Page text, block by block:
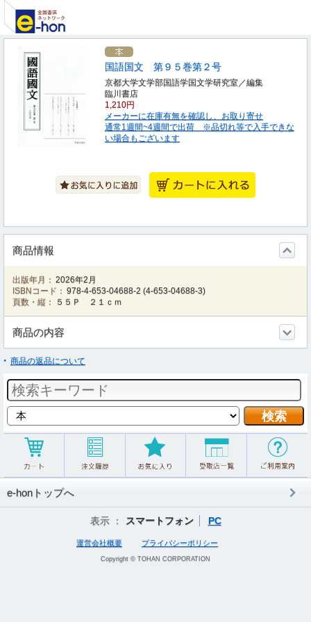
国語国文 第９５巻第２号
京都大学文学部国語学国文学研究室／編集
臨川書店
1,210円
メーカーに在庫有無を確認し、お取り寄せ
通常1週間~4週間で出荷 ※品切れ等で入手できな
い場合もございます
商品情報
出版年月： 2026年2月
ISBNコード： 978-4-653-04688-2 (4-653-04688-3)
頁数・縦：
５５Ｐ ２１ｃｍ
商品の内容
商品の返品について
e-honトップへ
表示 ： スマートフォン PC
運営会社概要 プライバシーポリシー
Copyright © TOHAN CORPORATION